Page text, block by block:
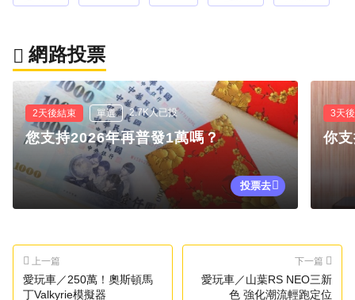
網路投票
2天後結束 單選 2.7K人已投
您支持2026年再普發1萬嗎？
投票去
3天
你
上一篇
愛玩車／250萬！奧斯頓馬
丁Valkyrie模擬器
下一篇
愛玩車／山葉RS NEO三新
色 強化潮流輕跑定位